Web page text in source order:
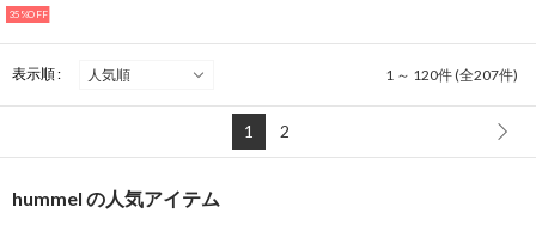
35%OFF
表示順 : 1 ～ 120件 (全207件)
1 2
hummel の人気アイテム